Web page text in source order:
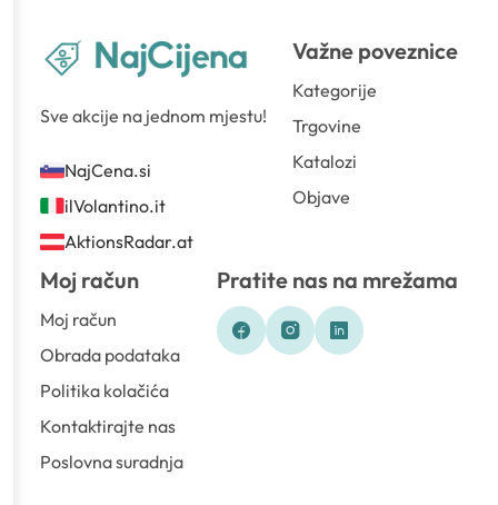
Sve akcije na jednom mjestu!
NajCena.si
ilVolantino.it
AktionsRadar.at
Važne poveznice
Kategorije
Trgovine
Katalozi
Objave
Moj račun
Moj račun
Obrada podataka
Politika kolačića
Kontaktirajte nas
Poslovna suradnja
Pratite nas na mrežama